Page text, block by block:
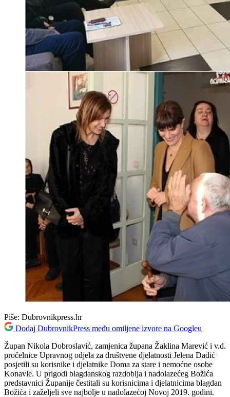
Piše: Dubrovnikpress.hr
Dodaj DubrovnikPress među omiljene izvore na Googleu
Župan Nikola Dobroslavić, zamjenica župana Žaklina Marević i v.d.
pročelnice Upravnog odjela za društvene djelatnosti Jelena Dadić
posjetili su korisnike i djelatnike Doma za stare i nemoćne osobe
Konavle. U prigodi blagdanskog razdoblja i nadolazećeg Božića
predstavnici Županije čestitali su korisnicima i djelatnicima blagdan
Božića i zaželjeli sve najbolje u nadolazećoj Novoj 2019. godini.